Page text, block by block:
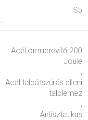
S5
Acél orrmerevítő 200
Joule
,
Acél talpátszúrás elleni
talplemez
,
Antisztatikus